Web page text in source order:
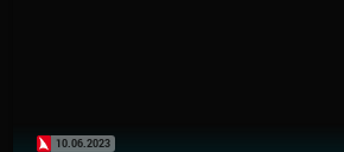
10.06.2023